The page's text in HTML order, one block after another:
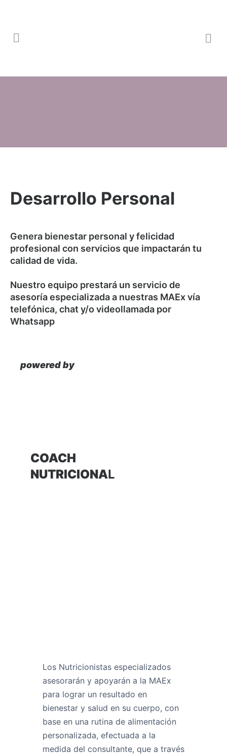
Desarrollo Personal
Genera bienestar personal y felicidad
profesional con servicios que impactarán tu
calidad de vida.
Nuestro equipo prestará un servicio de
asesoría especializada a nuestras MAEx vía
telefónica, chat y/o videollamada por
Whatsapp
powered by
COACH
NUTRICIONAL
Los Nutricionistas especializados
asesorarán y apoyarán a la MAEx
para lograr un resultado en
bienestar y salud en su cuerpo, con
base en una rutina de alimentación
personalizada, efectuada a la
medida del consultante, que a través